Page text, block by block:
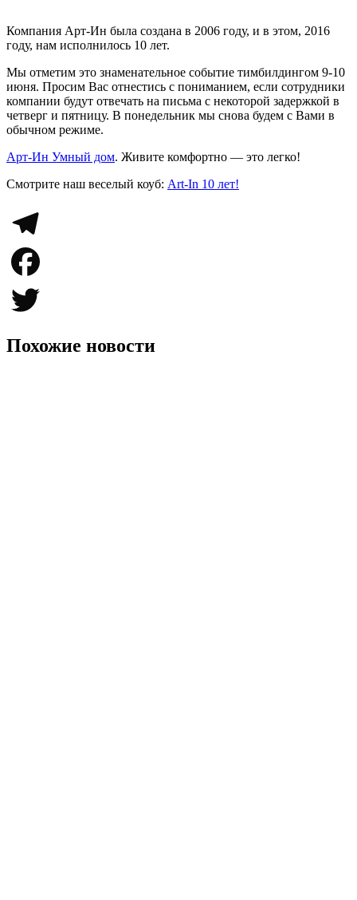
Компания Арт-Ин была создана в 2006 году, и в этом, 2016
году, нам исполнилось 10 лет.
Мы отметим это знаменательное событие тимбилдингом 9-10
июня. Просим Вас отнестись с пониманием, если сотрудники
компании будут отвечать на письма с некоторой задержкой в
четверг и пятницу. В понедельник мы снова будем с Вами в
обычном режиме.
Арт-Ин Умный дом. Живите комфортно — это легко!
Смотрите наш веселый коуб: Art-In 10 лет!
Telegram
Facebook
Twitter
Похожие новости